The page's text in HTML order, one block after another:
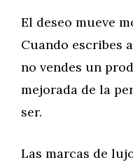
El deseo mueve
Cuando escribes
no vendes un
mejorada de la
ser.
Las marcas de